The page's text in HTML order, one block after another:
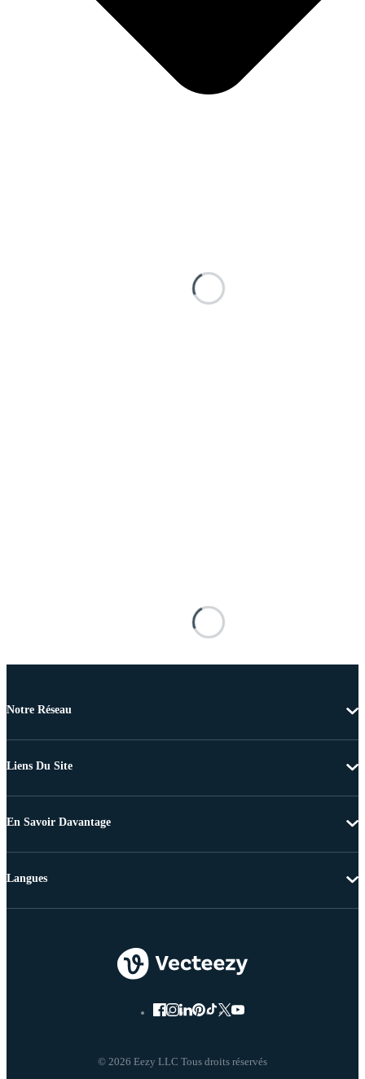
Notre Réseau
Liens Du Site
En Savoir Davantage
© 2026 Eezy LLC Tous droits réservés
Langues